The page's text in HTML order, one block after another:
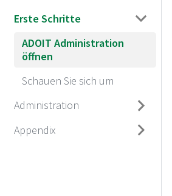
Erste Schritte
ADOIT Administration
öffnen
Schauen Sie sich um
Administration
Appendix